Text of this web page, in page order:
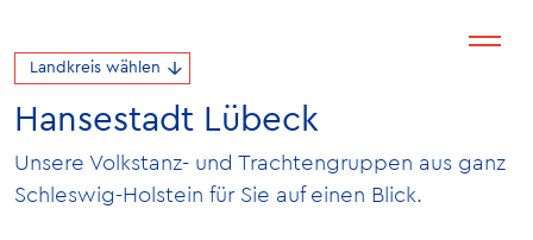
Landkreis wählen
Hansestadt Lübeck
Unsere Volkstanz- und Trachtengruppen aus ganz
Schleswig-Holstein für Sie auf einen Blick.